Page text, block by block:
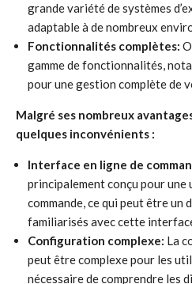
grande variété de systèmes
adaptable à de nombreux
Fonctionnalités complètes:
gamme de fonctionnalités,
pour une gestion complète de
Malgré ses nombreux
quelques inconvénients :
Interface en ligne de
principalement conçu pour
commande, ce qui peut être
familiarisés avec cette
Configuration complexe: La
peut être complexe pour les
nécessaire de comprendre les